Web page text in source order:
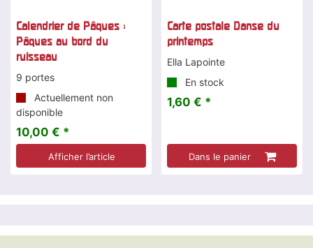
Calendrier de Pâques :
Pâques au bord du
ruisseau
9 portes
Actuellement non
disponible
10,00 € *
Afficher l’article
Carte postale Danse du
printemps
Ella Lapointe
En stock
1,60 € *
Dans le panier